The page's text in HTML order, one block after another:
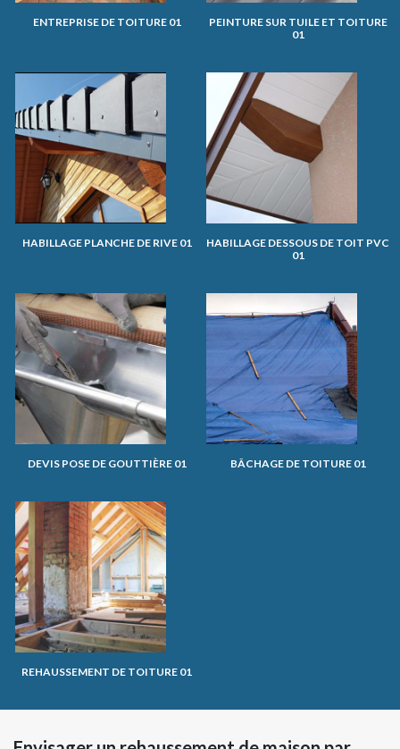
ENTREPRISE DE TOITURE 01
PEINTURE SUR TUILE ET TOITURE
01
HABILLAGE PLANCHE DE RIVE 01
HABILLAGE DESSOUS DE TOIT PVC
01
DEVIS POSE DE GOUTTIÈRE 01 BÂCHAGE DE TOITURE 01
REHAUSSEMENT DE TOITURE 01